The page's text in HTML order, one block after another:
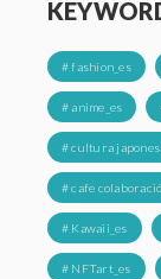
# fashion_es
# anime_es
# cultura
# cafe
# Kawaii_es
# NFTart_es